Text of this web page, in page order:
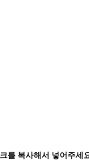
를 복사해서 넣어주세